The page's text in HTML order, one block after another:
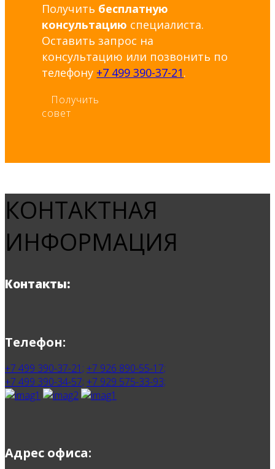
Получить бесплатную
консультацию специалиста.
Оставить запрос на
консультацию или позвонить по
телефону +7 499 390-37-21.
Получить
совет
КОНТАКТНАЯ
ИНФОРМАЦИЯ
Контакты:
Телефон:
+7 499 390-37-21; +7 926 890-55-17;
+7 499 390-34-57; +7 929 575-33-93;
Адрес офиса: